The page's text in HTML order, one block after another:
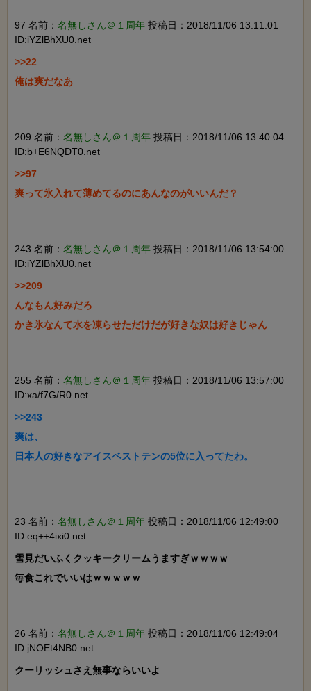
97 名前： 名無しさん＠１周年 投稿日：2018/11/06 13:11:01
ID:iYZlBhXU0.net
>>22
俺は爽だなあ
209 名前： 名無しさん＠１周年 投稿日：2018/11/06 13:40:04
ID:b+E6NQDT0.net
>>97
爽って氷入れて薄めてるのにあんなのがいいんだ？
243 名前： 名無しさん＠１周年 投稿日：2018/11/06 13:54:00
ID:iYZlBhXU0.net
>>209
んなもん好みだろ
かき氷なんて水を凍らせただけだが好きな奴は好きじゃん
255 名前： 名無しさん＠１周年 投稿日：2018/11/06 13:57:00
ID:xa/f7G/R0.net
>>243
爽は、
日本人の好きなアイスベストテンの5位に入ってたわ。
23 名前： 名無しさん＠１周年 投稿日：2018/11/06 12:49:00
ID:eq++4ixi0.net
雪見だいふくクッキークリームうますぎｗｗｗｗ
毎食これでいいはｗｗｗｗｗ
26 名前： 名無しさん＠１周年 投稿日：2018/11/06 12:49:04
ID:jNOEt4NB0.net
クーリッシュさえ無事ならいいよ